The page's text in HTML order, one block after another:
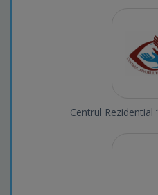
Centrul Rezidential